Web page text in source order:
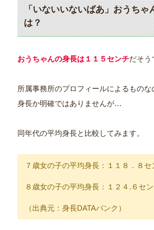
「いないいないばあ」おうちゃ
は？
おうちゃんの身長は１１５センチだそう
所属事務所のプロフィールによるもの
身長か明確ではありませんが…
同年代の平均身長と比較してみます。
７歳女の子の平均身長：１１８．８セ
８歳女の子の平均身長：１２４.６セ
（出典元：身長DATAバンク）